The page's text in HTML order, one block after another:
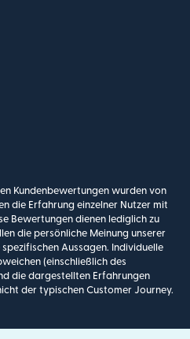
Kundenbewertungen wurden von
die Erfahrung einzelner Nutzer mit
Bewertungen dienen lediglich zu
die persönliche Meinung unserer
Aussagen. Individuelle
(einschließlich des
die dargestellten Erfahrungen
der typischen Customer Journey.